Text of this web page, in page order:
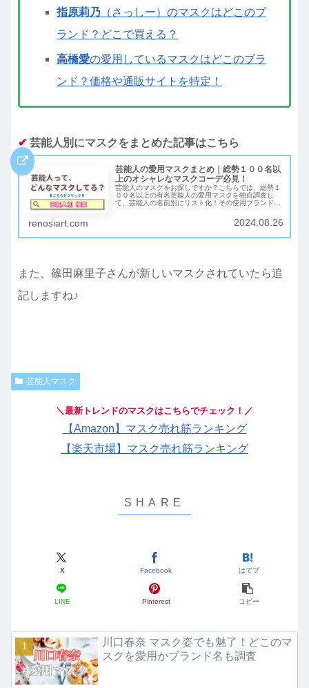
指原莉乃 （さっしー）のマスクはどこのブ
ランド？どこで買える？
高橋愛の愛用しているマスクはどこのブラ
ンド？価格や通販サイトを特定！
✔︎ 芸能人別にマスクをまとめた記事はこちら
芸能人の愛用マスクまとめ｜総勢１００名以
上のオシャレなマスクコーデ必見！
芸能人のマスクをお探しですか？こちらでは、総勢１
００名以上の有名芸能人の愛用マスクを独自調査し
て、芸能人の名前別にリスト化！その使用ブランド
す！ネット検索でもなかなか出てこなかった、あのマ
renosiart.com 2024.08.26
また、篠田麻里子さんが新しいマスクされていたら追
記しますね♪
芸能人マスク
＼最新トレンドのマスクはこちらでチェック！／
【Amazon】マスク売れ筋ランキング
【楽天市場】マスク売れ筋ランキング
X Facebook はてブ
LINE Pinterest コピー
川口春奈 マスク姿でも魅了！どこのマ
スクを愛用かブランド名も調査